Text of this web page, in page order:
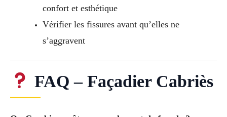
confort et esthétique
Vérifier les fissures avant qu’elles ne
s’aggravent
FAQ – Façadier Cabriès